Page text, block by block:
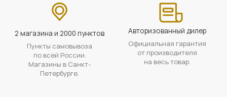
2 магазина и 2000 пунктов
Пункты самовывоза
по всей России.
Магазины в Санкт-
Петербурге.
Авторизованный дилер
Официальная гарантия
от производителя
на весь товар.